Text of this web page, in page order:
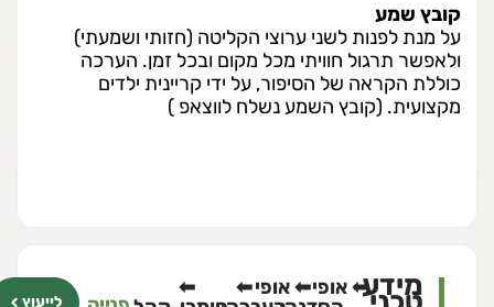
קובץ שמע
על מנת לפנות לשני ערוצי הקליטה (חזותי ושמעתי)
ולאפשר תרגול חוויתי מכל מקום ובכל זמן. הערכה
כוללת הקראה של הסיפור, על ידי קריינית ילדים
מקצועית. (קובץ השמע נשלח לווצאפ )
מידע אופי
אופי
לייעוץ